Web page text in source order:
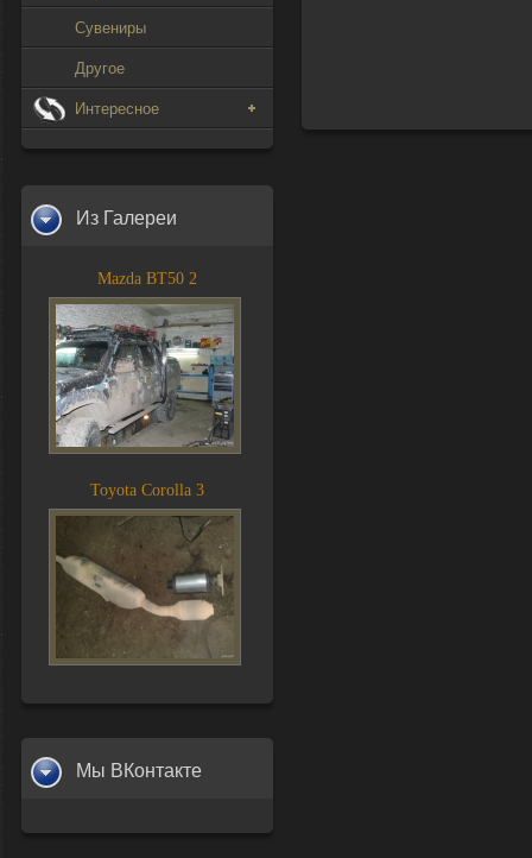
Сувениры
Другое
Интересное
Из Галереи
Mazda BT50 2
Toyota Corolla 3
Мы ВКонтакте